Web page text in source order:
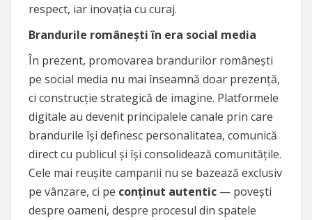
respect, iar inovația cu curaj.
Brandurile românești în era social media
În prezent, promovarea brandurilor românești
pe social media nu mai înseamnă doar prezență,
ci construcție strategică de imagine. Platformele
digitale au devenit principalele canale prin care
brandurile își definesc personalitatea, comunică
direct cu publicul și își consolidează comunitățile.
Cele mai reușite campanii nu se bazează exclusiv
pe vânzare, ci pe conținut autentic — povești
despre oameni, despre procesul din spatele